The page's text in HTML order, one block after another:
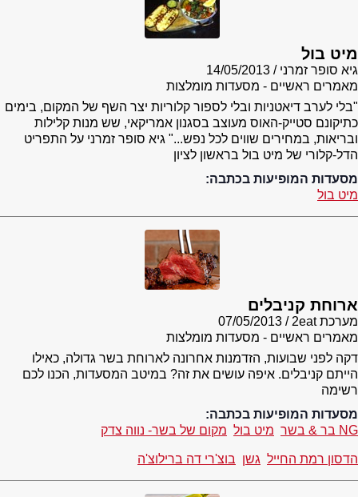
מיט בול
גיא סופר זמרני
14/05/2013
מאמרים ראשיים - מסעדות מומלצות
"בלי לערב דיאטניות ובלי לספור קלוריות יצר השף של המקום, בימים
כתיקונם סטייק-האוס מעוצב בסגנון אמריקאי, שש מנות קלילות
ובריאות, במחירים שווים לכל נפש..." גיא סופר זמרני על התפריט
הדל-קלורי של מיט בול בראשון לציון
מסעדות המופיעות בכתבה:
מיט בול
ארוחת קניבלים
מערכת 2eat
07/05/2013
מאמרים ראשיים - מסעדות מומלצות
דקה לפני שבועות, הזדמנות אחרונה לארוחת בשר גדולה, כאילו
הייתם קניבלים. איפה עושים את זה? במיטב המסעדות, הכנו לכם
רשימה
מסעדות המופיעות בכתבה:
NG בר & בשר
מיט בול מקום של בשר- נווה צדק
הדסון רמת החייל גשן בוצ'רי דה ברילוצ'ה